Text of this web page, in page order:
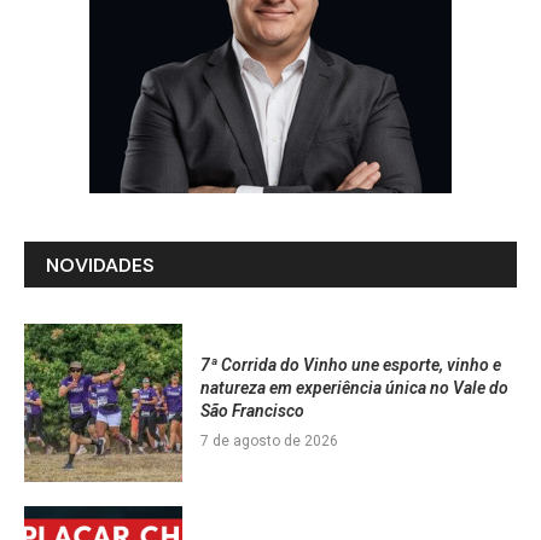
NOVIDADES
7ª Corrida do Vinho une esporte, vinho e
natureza em experiência única no Vale do
São Francisco
7 de agosto de 2026